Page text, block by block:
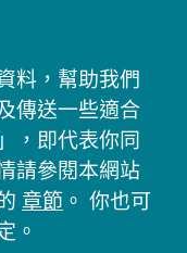
料，幫助我們
傳送一些適合
，即代表你同
請參閱本網站
章節 。 你也可
。